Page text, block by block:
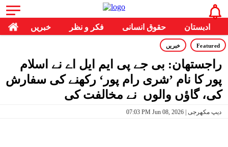
خبریں فکر و نظر حقوق انسانی ادبستان
Featured خبریں
راجستھان: بی جے پی ایم ایل اے نے اسلام
پور کا نام ’شری رام پور‘ رکھنے کی سفارش
کی، گاؤں والوں نے مخالفت کی
07:03 PM Jun 08, 2026 | دیپ مکھرجی